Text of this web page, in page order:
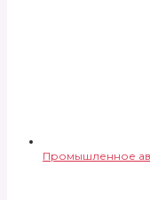
Промышленное